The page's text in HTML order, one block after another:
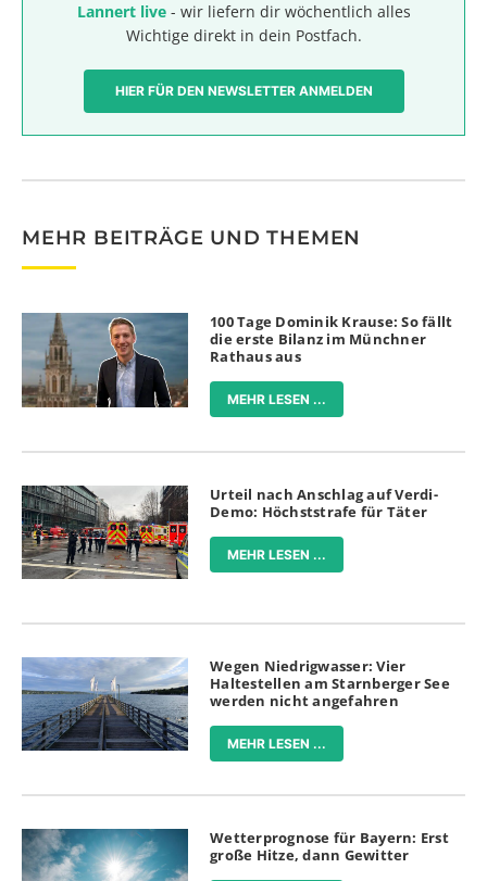
Lannert live- wir liefern dir wöchentlich alles
Wichtige direkt in dein Postfach.
HIER FÜR DEN NEWSLETTER ANMELDEN
MEHR BEITRÄGE UND THEMEN
100 Tage Dominik Krause: So fällt
die erste Bilanz im Münchner
Rathaus aus
MEHR LESEN ...
Urteil nach Anschlag auf Verdi-
Demo: Höchststrafe für Täter
MEHR LESEN ...
Wegen Niedrigwasser: Vier
Haltestellen am Starnberger See
werden nicht angefahren
MEHR LESEN ...
Wetterprognose für Bayern: Erst
große Hitze, dann Gewitter